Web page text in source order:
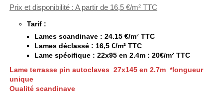
Prix et disponibilité : A partir de 16,5 €/m² TTC
Tarif:
Lames scandinave : 24.15 €/m² TTC
Lames déclassé : 16,5 €/m² TTC
Lame spécifique : 22x95 en 2.4m : 20€/m² TTC
Lame terrasse pin autoclaves 27x145 en 2.7m *longueur
unique
Qualité scandinave